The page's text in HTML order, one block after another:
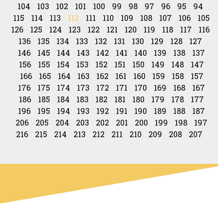
94
95
96
97
98
99
100
101
102
103
104
105
106
107
108
109
110
111
112
113
114
115
116
117
118
119
120
121
122
123
124
125
126
127
128
129
130
131
132
133
134
135
136
137
138
139
140
141
142
143
144
145
146
147
148
149
150
151
152
153
154
155
156
157
158
159
160
161
162
163
164
165
166
167
168
169
170
171
172
173
174
175
176
177
178
179
180
181
182
183
184
185
186
187
188
189
190
191
192
193
194
195
196
197
198
199
200
201
202
203
204
205
206
207
208
209
210
211
212
213
214
215
216